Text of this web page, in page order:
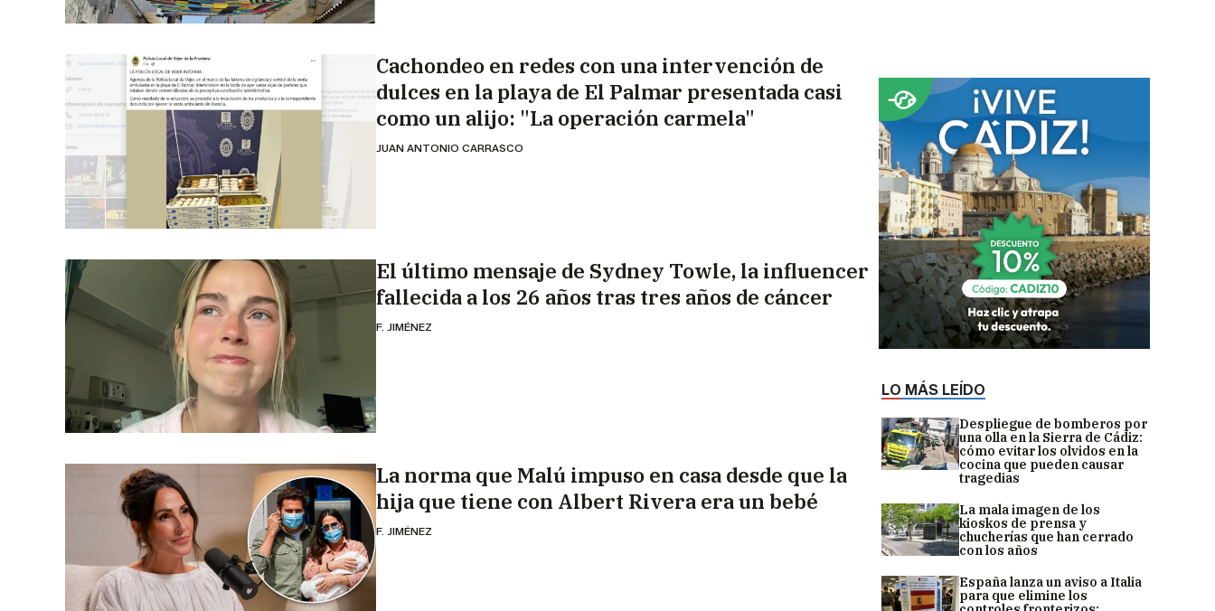
Cachondeo en redes con una intervención de
dulces en la playa de El Palmar presentada casi
como un alijo: "La operación carmela"
JUAN ANTONIO CARRASCO
El último mensaje de Sydney Towle, la influencer
fallecida a los 26 años tras tres años de cáncer
F. JIMÉNEZ
La norma que Malú impuso en casa desde que la
hija que tiene con Albert Rivera era un bebé
F. JIMÉNEZ
LO MÁS LEÍDO
Despliegue de bomberos por
una olla en la Sierra de Cádiz:
cómo evitar los olvidos en la
cocina que pueden causar
tragedias
La mala imagen de los
kioskos de prensa y
chucherías que han cerrado
con los años
España lanza un aviso a Italia
para que elimine los